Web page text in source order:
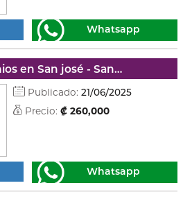
Whatsapp
Alquiler de Condominios en San josé - San josé
Publicado: 21/06/2025
Precio: ₡ 260,000
Whatsapp